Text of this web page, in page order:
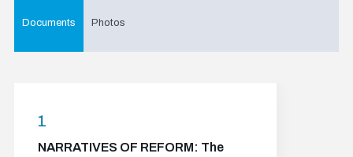
Documents
1
NARRATIVES OF REFORM: The
Photos